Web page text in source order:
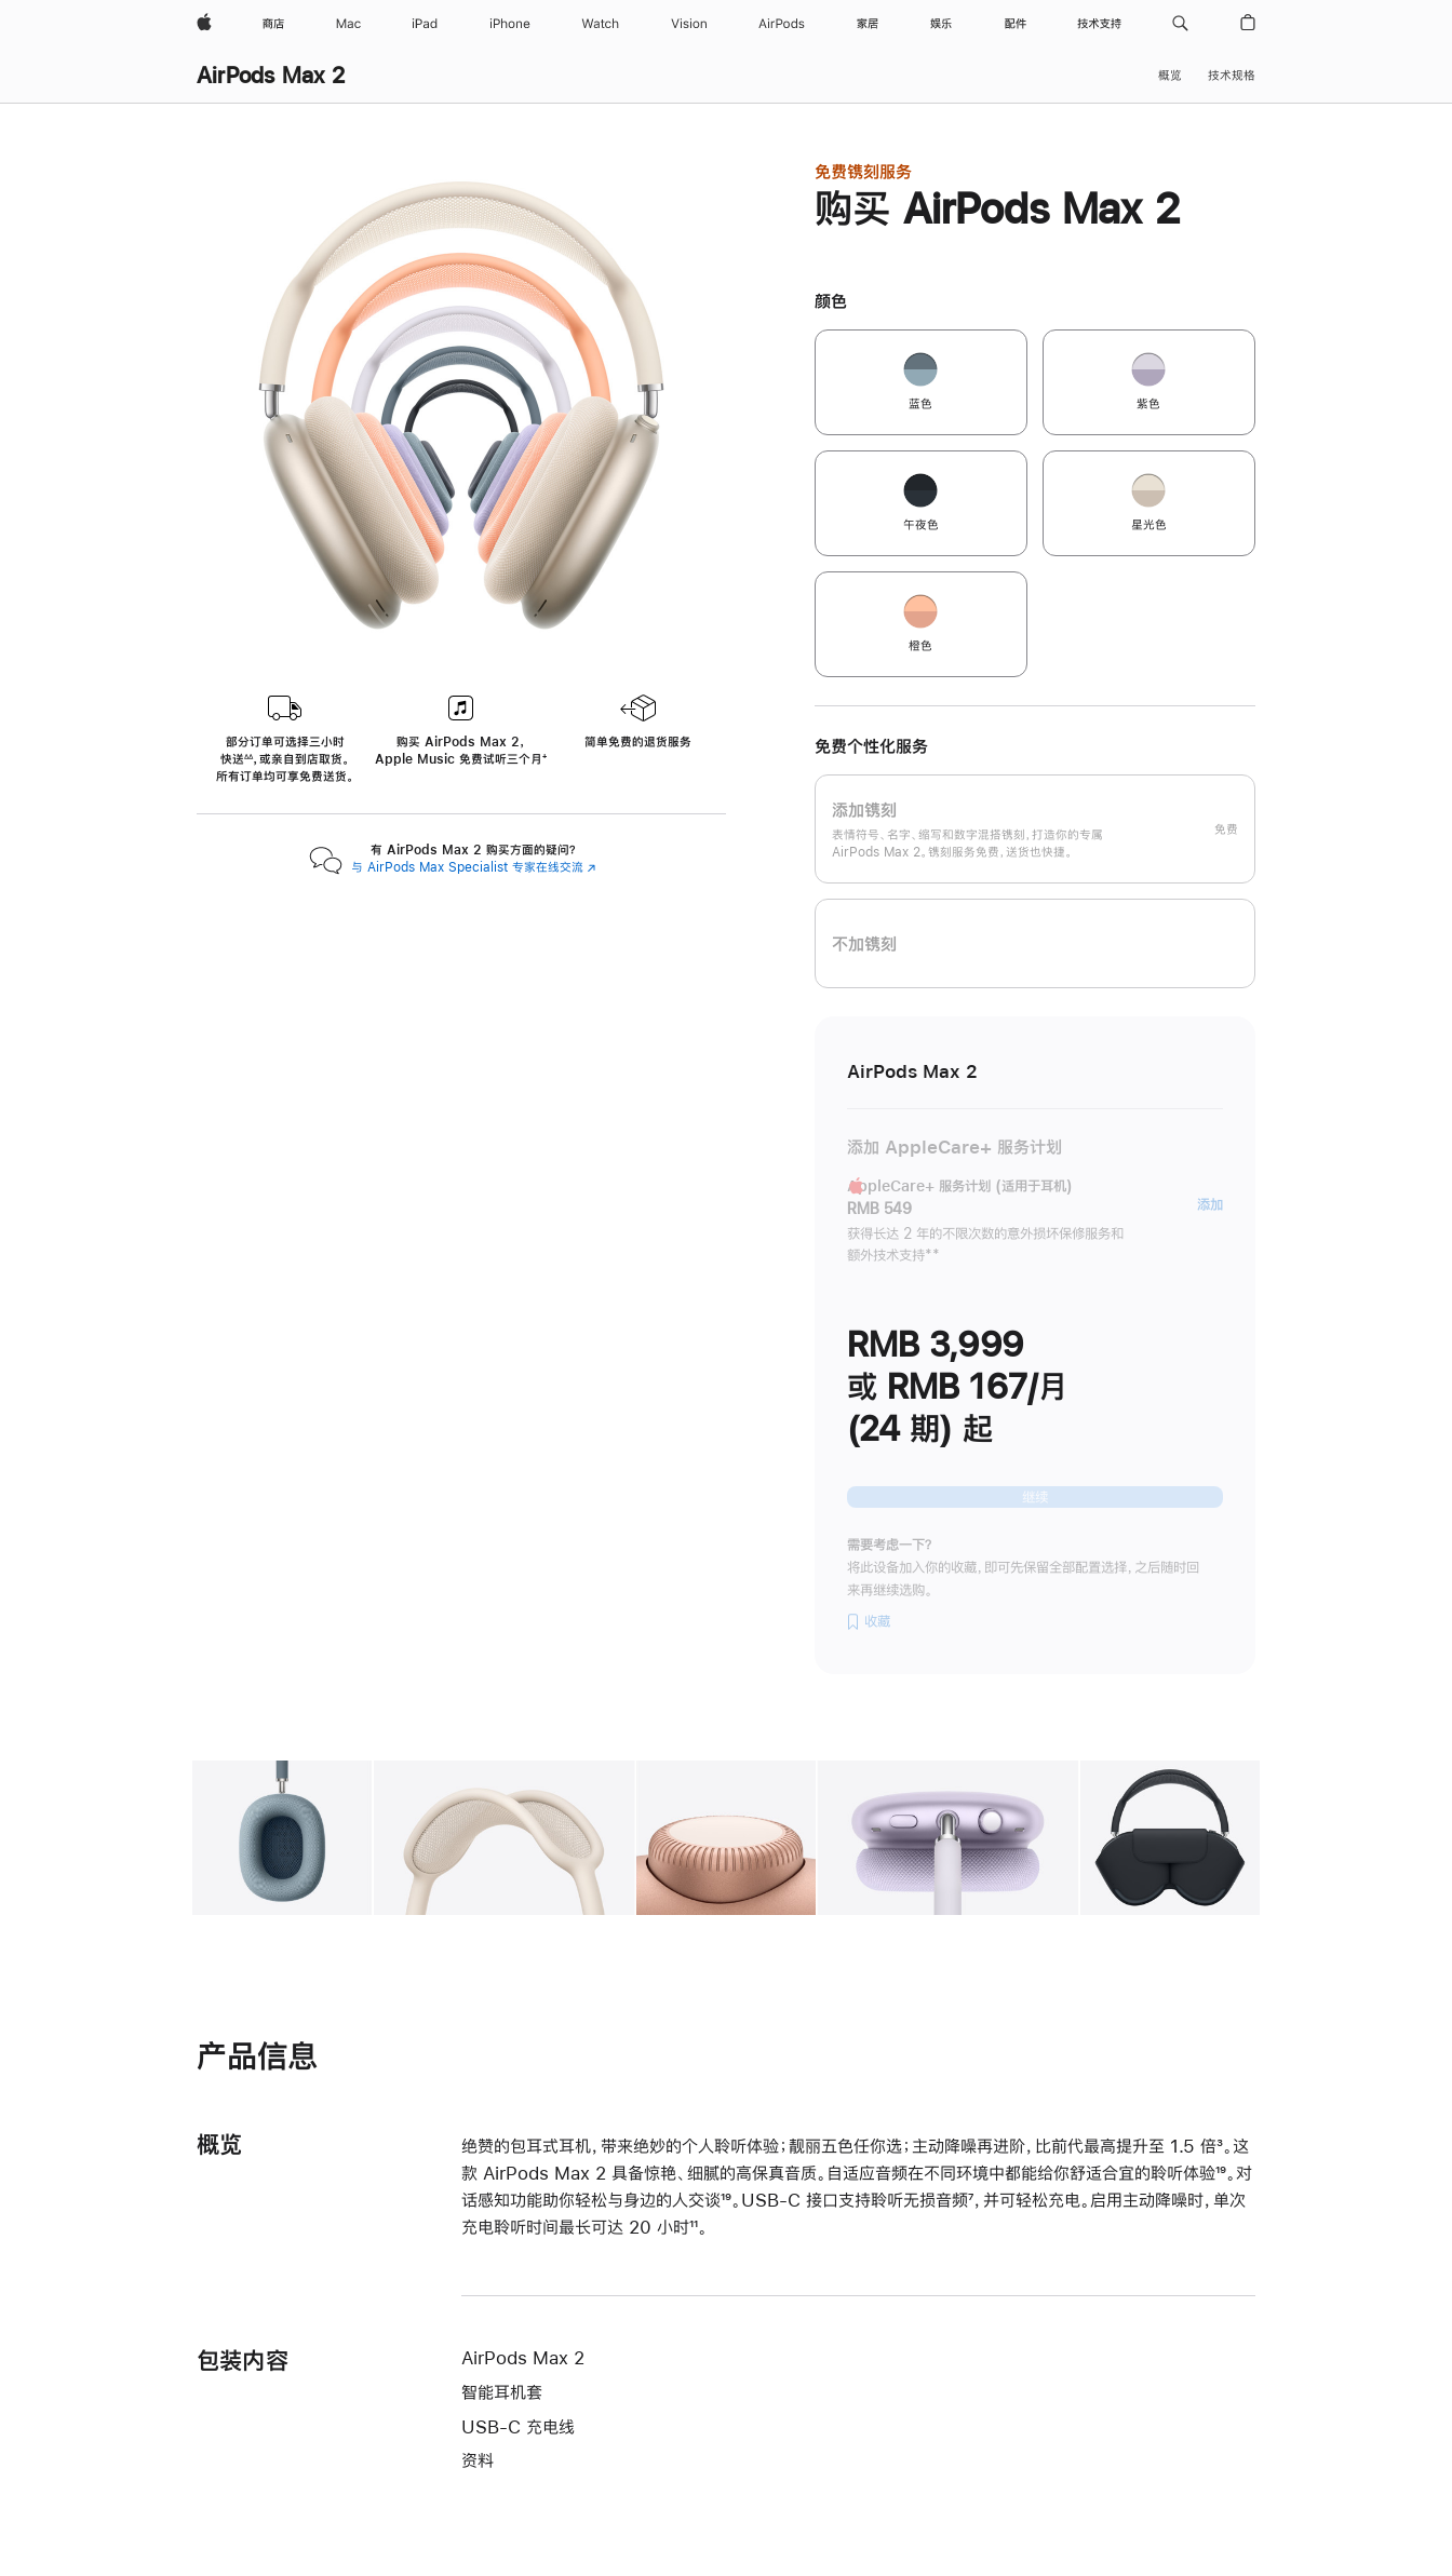
Apple 商店 Mac iPad iPhone Watch Vision AirPods 家居 娱乐 配件 技术支持
AirPods Max 2 概览 技术规格
AirPods Max 2
部分订单可选择三小时
快送
${translate.store.a11y.footnote}
∆∆， 或亲自到店取货。
所有订单均可享免费送货。
购买 AirPods Max 2，
Apple Music 免费试听三个月‍脚
‍⁺
简单免费的退货服务
有 AirPods Max 2 购买方面的疑问？
与 AirPods Max Specialist 专家在线交流 (在
免费镌刻服务
购买 AirPods Max 2
颜色
蓝色 紫色
午夜色 星光色
橙色
免费个性化服务
添加镌刻
表情符号、名字、缩写和数字混搭镌刻，打造你的专属
AirPods Max 2。镌刻服务免费，送货也快捷。
免费
不加镌刻
AirPods Max 2
添加 AppleCare+ 服务计划
AppleCare+ 服务计划 (适用于耳机)
RMB 549
获得长达 2 年的不限次数的意外损坏保修服务和
额外技术支持脚
**
添加AppleCare+
RMB 3,999
或 RMB 167/月
(24 期) 起
继续
需要考虑一下？
将此设备加入你的收藏，即可先保留全部配置选择，之后随时回
来再继续选购。
收藏
图库 图像 2 图库 图像 3 图库 图像 4 图像
产品信息
概览 绝赞的包耳式耳机，带来绝妙的个人聆听体验；靓丽五色任你选；主动降噪再进阶，比前代最高提升至 1.5 倍脚
注
³。这
款 AirPods Max 2 具备惊艳、细腻的高保真音质。自适应音频在不同环境中都能给你舒适合宜的聆听体验脚
注
¹⁹。对
话感知功能助你轻松与身边的人交谈脚
¹⁹。USB-C 接口支持聆听无损音频脚
⁷，并可轻松充电。启用主动降噪时，单次
充电聆听时间最长可达 20 小时脚
¹¹。
包装内容
AirPods Max 2
智能耳机套
USB-C 充电线
资料